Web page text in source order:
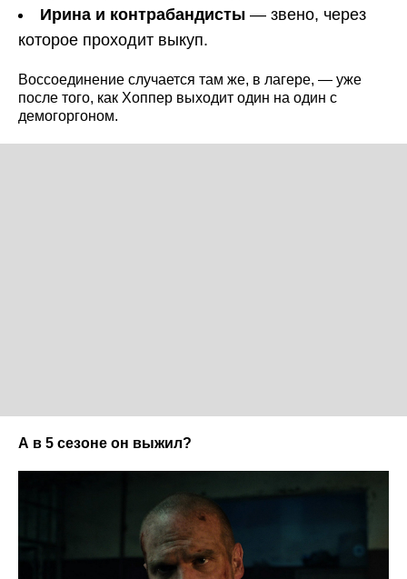
Ирина и контрабандисты — звено, через
которое проходит выкуп.
Воссоединение случается там же, в лагере, — уже
после того, как Хоппер выходит один на один с
демогоргоном.
А в 5 сезоне он выжил?